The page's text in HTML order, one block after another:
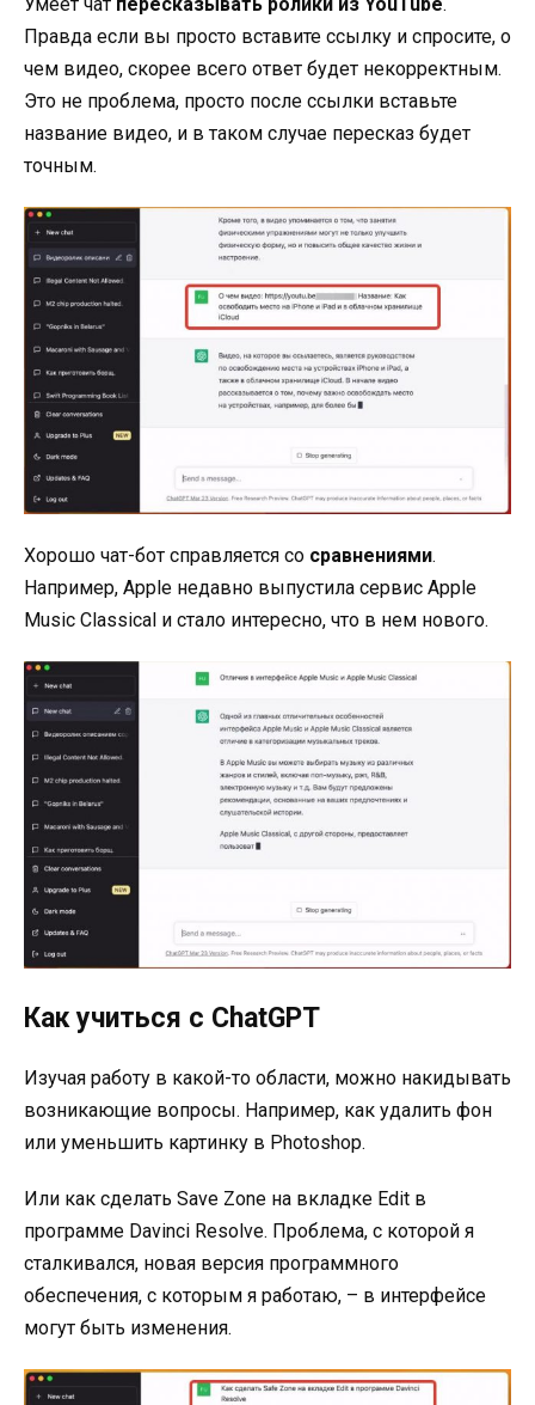
Правда если вы просто вставите ссылку и спросите, о
чем видео, скорее всего ответ будет некорректным.
Это не проблема, просто после ссылки вставьте
название видео, и в таком случае пересказ будет
точным.
Хорошо чат-бот справляется со сравнениями.
Например, Apple недавно выпустила сервис Apple
Music Classical и стало интересно, что в нем нового.
Как учиться с ChatGPT
Изучая работу в какой-то области, можно накидывать
возникающие вопросы. Например, как удалить фон
или уменьшить картинку в Photoshop.
Или как сделать Save Zone на вкладке Edit в
программе Davinci Resolve. Проблема, с которой я
сталкивался, новая версия программного
обеспечения, с которым я работаю, – в интерфейсе
могут быть изменения.